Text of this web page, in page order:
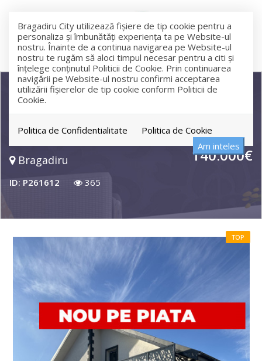
Bragadiru City utilizează fişiere de tip cookie pentru a
personaliza și îmbunătăți experiența ta pe Website-ul
nostru. Înainte de a continua navigarea pe Website-ul
nostru te rugăm să aloci timpul necesar pentru a citi și
înțelege conținutul Politicii de Cookie. Prin continuarea
navigării pe Website-ul nostru confirmi acceptarea
utilizării fişierelor de tip cookie conform Politicii de
Cookie.
Politica de Confidentialitate
Politica de Cookie
Am inteles
mp teren | Mansardă + Balcon
Bragadiru 140.000€
ID: P261612 365
TOP